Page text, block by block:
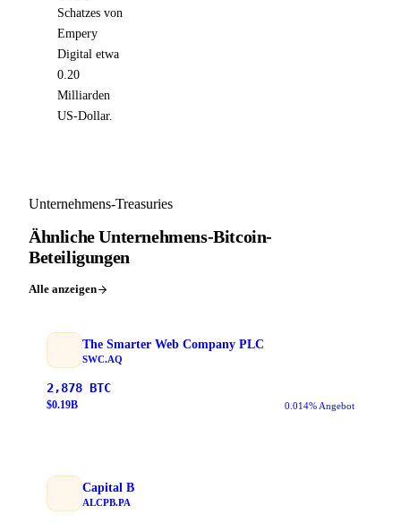
Schatzes von
Empery
Digital etwa
0.20
Milliarden
US-Dollar.
Unternehmens-Treasuries
Ähnliche Unternehmens-Bitcoin-
Beteiligungen
Alle anzeigen
The Smarter Web Company PLC
SWC.AQ
2,878 BTC
$0.19B 0.014% Angebot
Capital B
ALCPB.PA